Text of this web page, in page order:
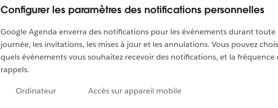
Configurer les paramètres des notifications personnelles
Google Agenda enverra des notifications pour les événements durant toute
journée, les invitations, les mises à jour et les annulations. Vous pouvez
quels événements vous souhaitez recevoir des notifications, et la fréquence
rappels.
Ordinateur Accès sur appareil mobile